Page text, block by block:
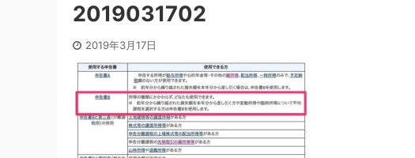
2019031702
2019年3月17日